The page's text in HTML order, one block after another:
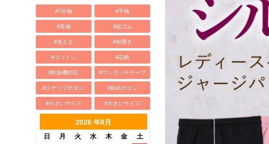
#7分袖 #半袖
#長袖 #総ゴム
#洗える #前開き
#コットン #花柄
#乾燥機対応 #ワンタッチテープ
#スナップボタン #斜めボタン
#小さいサイズ #大きいサイズ
2026 年8月
日 月 火 水 木 金 土